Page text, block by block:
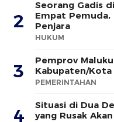
2
Seorang Gadis
Empat Pemuda,
Penjara
HUKUM
3
Pemprov
Kabupaten/Kota
PEMERINTAHAN
4
Situasi di Dua
yang Rusak